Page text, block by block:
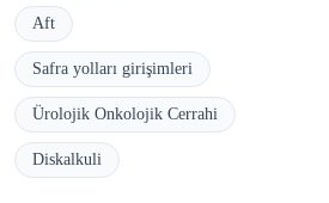
Aft
Safra yolları girişimleri
Ürolojik Onkolojik Cerrahi
Diskalkuli